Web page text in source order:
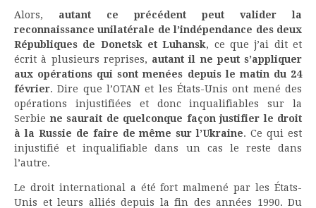
Alors, autant ce précédent peut valider la
reconnaissance unilatérale de l’indépendance des deux
Républiques de Donetsk et Luhansk, ce que j’ai dit et
écrit à plusieurs reprises, autant il ne peut s’appliquer
aux opérations qui sont menées depuis le matin du 24
février. Dire que l’OTAN et les États-Unis ont mené des
opérations injustifiées et donc inqualifiables sur la
Serbie ne saurait de quelconque façon justifier le droit
à la Russie de faire de même sur l’Ukraine. Ce qui est
injustifié et inqualifiable dans un cas le reste dans
l’autre.
Le droit international a été fort malmené par les États-
Unis et leurs alliés depuis la fin des années 1990. Du